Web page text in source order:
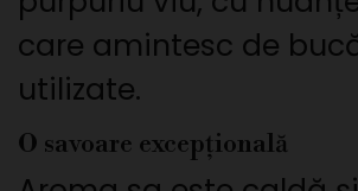
care amintesc de
utilizate.
O savoare excepțională